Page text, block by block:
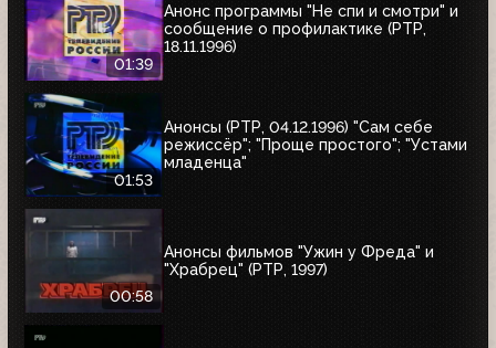
01:39
Анонс программы "Не спи и смотри" и
сообщение о профилактике (РТР,
18.11.1996)
01:53
Анонсы (РТР, 04.12.1996) "Сам себе
режиссёр"; "Проще простого"; "Устами
младенца"
00:58
Анонсы фильмов "Ужин у Фреда" и
"Храбрец" (РТР, 1997)